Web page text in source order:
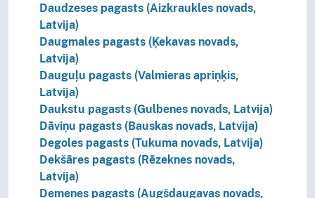
Daudzeses pagasts (Aizkraukles novads,
Latvija)
Daugmales pagasts (Ķekavas novads,
Latvija)
Dauguļu pagasts (Valmieras apriņķis,
Latvija)
Daukstu pagasts (Gulbenes novads, Latvija)
Dāviņu pagasts (Bauskas novads, Latvija)
Degoles pagasts (Tukuma novads, Latvija)
Dekšāres pagasts (Rēzeknes novads,
Latvija)
Demenes pagasts (Augšdaugavas novads,